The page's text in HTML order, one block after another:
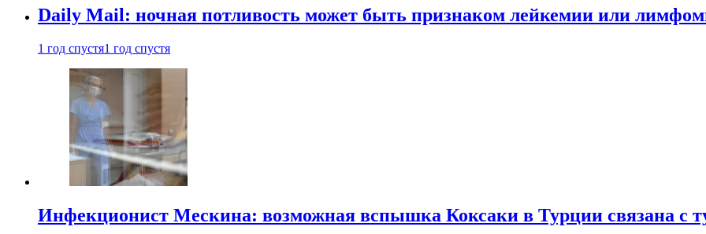
Daily Mail: ночная потливость может быть признаком лейкемии или
1 год спустя1 год спустя
Инфекционист Мескина: возможная вспышка Коксаки в Турции связана с